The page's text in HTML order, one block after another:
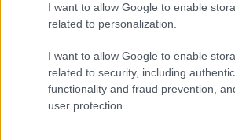
I want to allow Google to enable
related to personalization.
I want to allow Google to enable
related to security, including
functionality and fraud prevention,
user protection.
megtartását, egyrészt a módosított
gyermekvédelmi törvénynek
másrészt mert a rendezvény
helyszínére korábban más
egy más jellegű rendezvényt. A